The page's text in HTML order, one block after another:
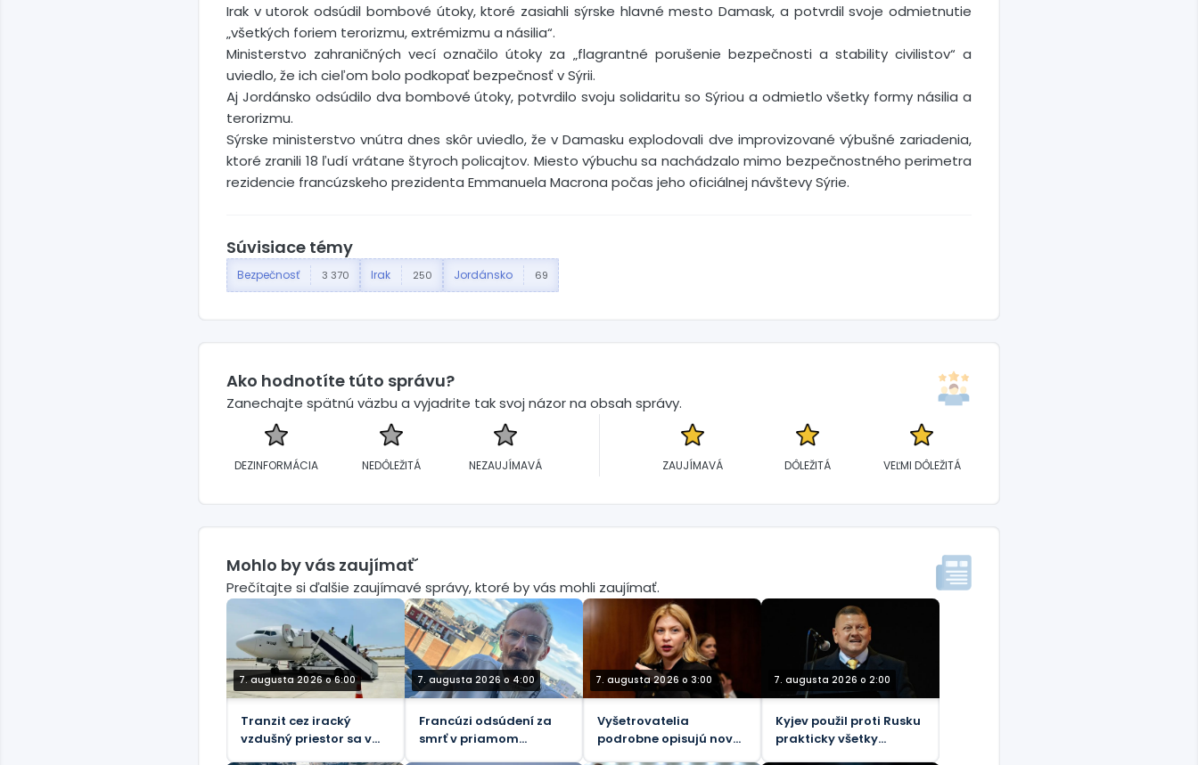
Irak v utorok odsúdil bombové útoky, ktoré zasiahli sýrske hlavné mesto Damask, a potvrdil svoje odmietnutie
„všetkých foriem terorizmu, extrémizmu a násilia“.
Ministerstvo zahraničných vecí označilo útoky za „flagrantné porušenie bezpečnosti a stability civilistov“ a
uviedlo, že ich cieľom bolo podkopať bezpečnosť v Sýrii.
Aj Jordánsko odsúdilo dva bombové útoky, potvrdilo svoju solidaritu so Sýriou a odmietlo všetky formy násilia a
terorizmu.
Sýrske ministerstvo vnútra dnes skôr uviedlo, že v Damasku explodovali dve improvizované výbušné zariadenia,
ktoré zranili 18 ľudí vrátane štyroch policajtov. Miesto výbuchu sa nachádzalo mimo bezpečnostného perimetra
rezidencie francúzskeho prezidenta Emmanuela Macrona počas jeho oficiálnej návštevy Sýrie.
Súvisiace témy
Bezpečnosť 3 370 Irak 250 Jordánsko 69
Ako hodnotíte túto správu?
Zanechajte spätnú väzbu a vyjadrite tak svoj názor na obsah správy.
DEZINFORMÁCIA NEDÔLEŽITÁ NEZAUJÍMAVÁ ZAUJÍMAVÁ DÔLEŽITÁ VEĽMI DÔLEŽITÁ
Mohlo by vás zaujímať´
Prečítajte si ďalšie zaujímavé správy, ktoré by vás mohli zaujímať.
7. augusta 2026 o 6:00
Tranzit cez iracký
vzdušný priestor sa v
7. augusta 2026 o 4:00
Francúzi odsúdení za
smrť v priamom
7. augusta 2026 o 3:00
Vyšetrovatelia
podrobne opisujú nové
7. augusta 2026 o 2:00
Kyjev použil proti Rusku
prakticky všetky